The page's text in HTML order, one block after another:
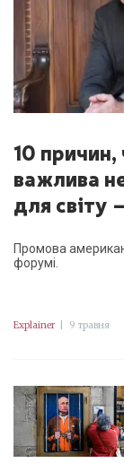
10
важлива
для світу
Промова
форумі.
Explainer 9 травня